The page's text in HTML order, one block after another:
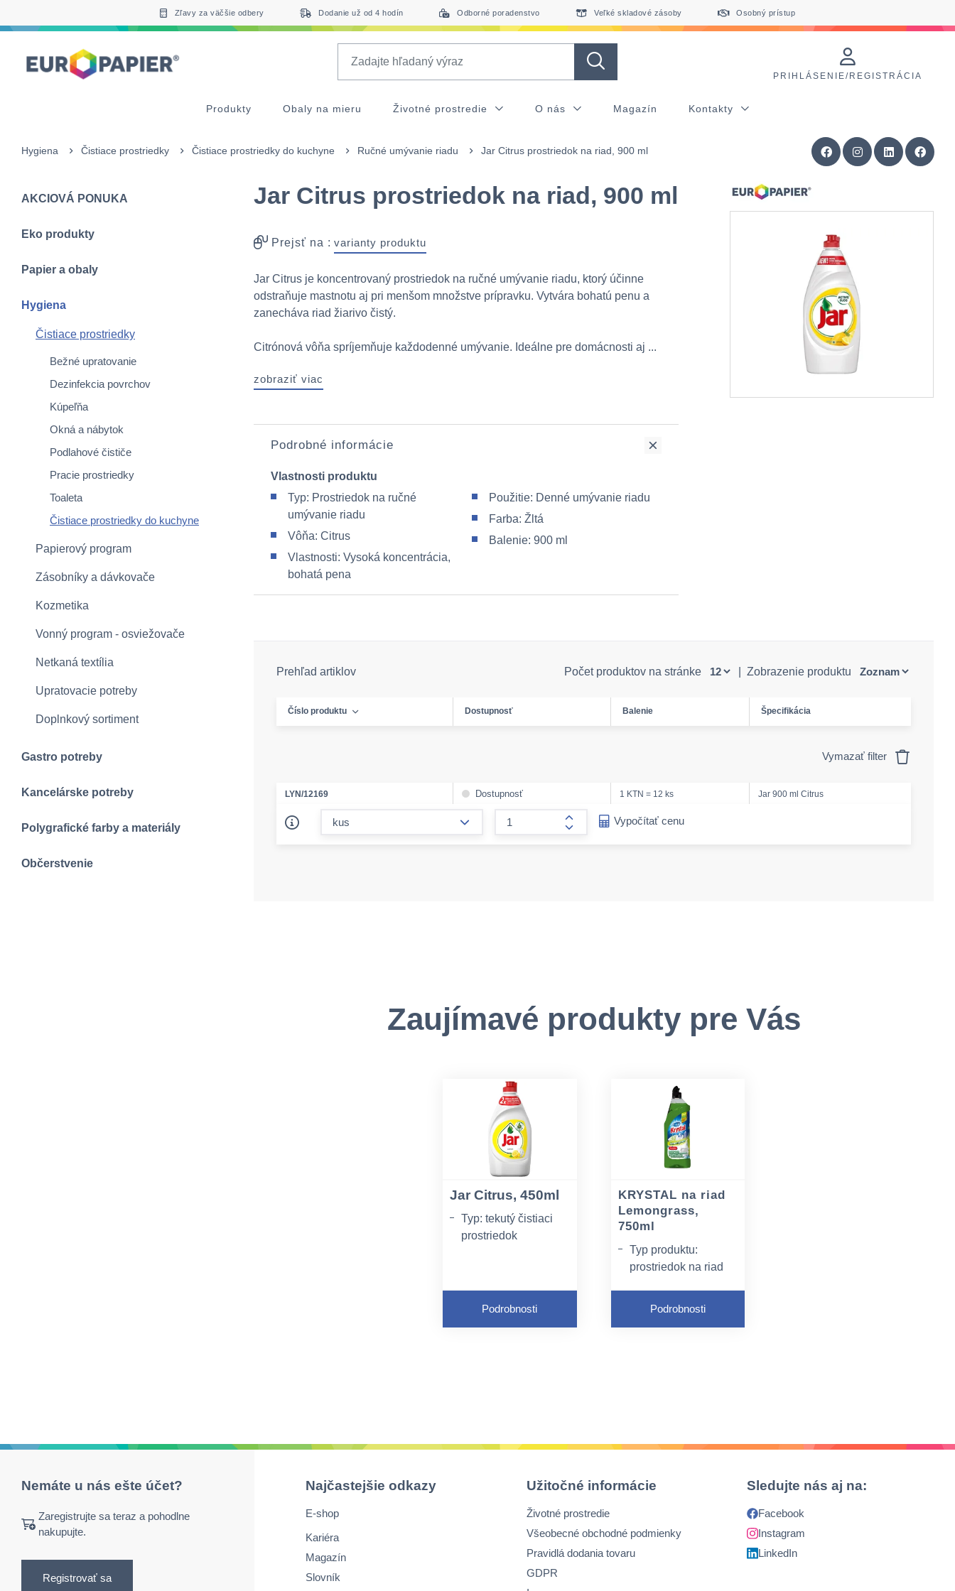
Zľavy za väčšie odbery Dodanie už od 4 hodín Odborné poradenstvo Veľké skladové zásoby Osobný prístup
PRIHLÁSENIE/REGISTRÁCIA
Produkty Obaly na mieru Životné prostredie O nás Magazín Kontakty
Hygiena Čistiace prostriedky Čistiace prostriedky do kuchyne Ručné umývanie riadu Jar Citrus prostriedok na riad, 900 ml
AKCIOVÁ PONUKA
Eko produkty
Papier a obaly
Hygiena
Čistiace prostriedky
Bežné upratovanie
Dezinfekcia povrchov
Kúpeľňa
Okná a nábytok
Podlahové čističe
Pracie prostriedky
Toaleta
Čistiace prostriedky do kuchyne
Papierový program
Zásobníky a dávkovače
Kozmetika
Vonný program - osviežovače
Netkaná textília
Upratovacie potreby
Doplnkový sortiment
Gastro potreby
Kancelárske potreby
Polygrafické farby a materiály
Občerstvenie
Jar Citrus prostriedok na riad, 900 ml
Prejsť na : varianty produktu
Jar Citrus je koncentrovaný prostriedok na ručné umývanie riadu, ktorý účinne
odstraňuje mastnotu aj pri menšom množstve prípravku. Vytvára bohatú penu a
zanecháva riad žiarivo čistý.
Citrónová vôňa spríjemňuje každodenné umývanie. Ideálne pre domácnosti aj ...
zobraziť viac
Podrobné informácie
Vlastnosti produktu
Typ: Prostriedok na ručné
umývanie riadu
Vôňa: Citrus
Vlastnosti: Vysoká koncentrácia,
bohatá pena
Použitie: Denné umývanie riadu
Farba: Žltá
Balenie: 900 ml
Prehľad artiklov Počet produktov na stránke Zobrazenie produktu
Číslo produktu Dostupnosť Balenie Špecifikácia
Vymazať filter
LYN/12169 Dostupnosť 1 KTN = 12 ks Jar 900 ml Citrus
form.increase-amount
Vypočítať cenu
Zaujímavé produkty pre Vás
Jar Citrus, 450ml
Typ: tekutý čistiaci
prostriedok
všetkých typov
Vôňa: citrusová
Podrobnosti
KRYSTAL na riad
Lemongrass,
750ml
Typ produktu:
prostriedok na riad
Objem: 750 ml
Použitie: porcelán,
keramika, sklo, plast
Podrobnosti
Nemáte u nás ešte účet?
Zaregistrujte sa teraz a pohodlne
nakupujte.
Registrovať sa
Najčastejšie odkazy
E-shop
Kariéra
Magazín
Slovník
Užitočné informácie
Životné prostredie
Všeobecné obchodné podmienky
Pravidlá dodania tovaru
GDPR
Sledujte nás aj na:
Facebook
Instagram
LinkedIn